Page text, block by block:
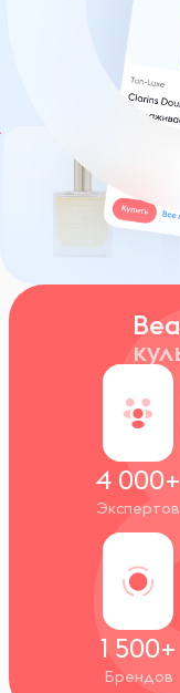
4 000+
Экспертов
1 500+
Брендов